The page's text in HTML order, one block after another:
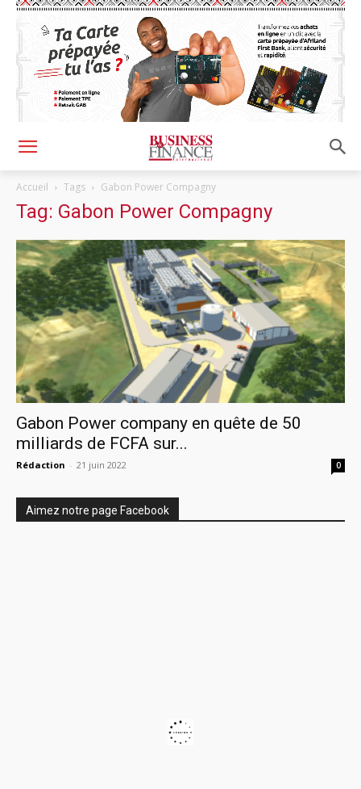
Accueil Tags Gabon Power Compagny
Tag: Gabon Power Compagny
Gabon Power company en quête de 50
milliards de FCFA sur...
Rédaction - 21 juin 2022 0
Aimez notre page Facebook